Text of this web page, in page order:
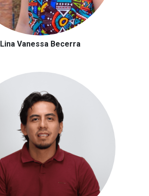
Lina Vanessa Becerra